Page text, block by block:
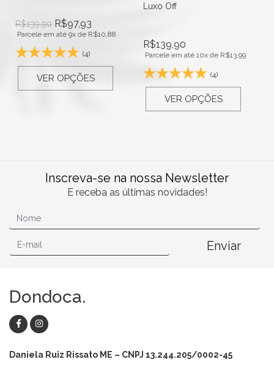
R$139,90 R$97,93
Parcele em até 9x de R$10,88
(4)
VER OPÇÕES
Luxo Off
R$139,90
Parcele em até 10x de R$13,99
(4)
VER OPÇÕES
Inscreva-se na nossa Newsletter
E receba as últimas novidades!
Enviar
Dondoca.
Daniela Ruiz Rissato ME – CNPJ 13.244.205/0002-45